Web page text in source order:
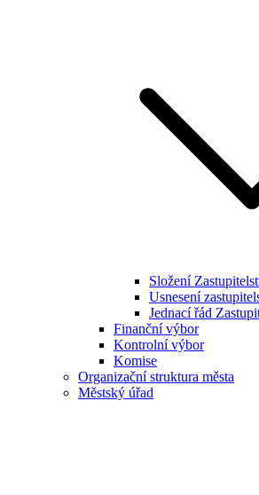
Složení
Usnesení
Jednací řád
Finanční výbor
Kontrolní výbor
Komise
Organizační struktura města
Městský úřad